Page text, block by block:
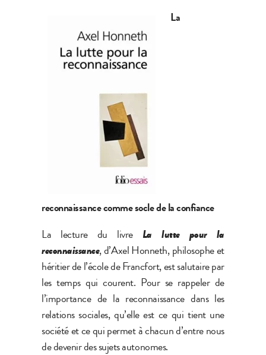
La
reconnaissance comme socle de la confiance
La lecture du livre La lutte pour la
reconnaissance, d’Axel Honneth, philosophe et
héritier de l’école de Francfort, est salutaire par
les temps qui courent. Pour se rappeler de
l’importance de la reconnaissance dans les
relations sociales, qu’elle est ce qui tient une
société et ce qui permet à chacun d’entre nous
de devenir des sujets autonomes.